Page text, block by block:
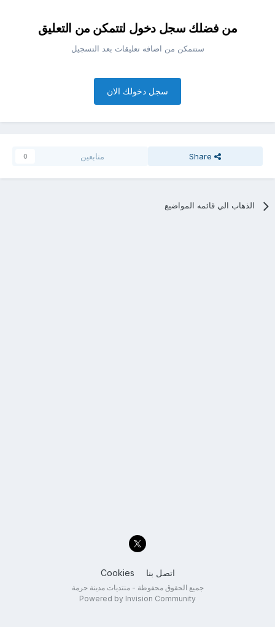
من فضلك سجل دخول لتتمكن من التعليق
ستتمكن من اضافه تعليقات بعد التسجيل
سجل دخولك الان
Share متابعين 0
الذهاب الي قائمه المواضيع
اتصل بنا Cookies
جميع الحقوق محفوظة - منتديات مدينة حرمة
Powered by Invision Community